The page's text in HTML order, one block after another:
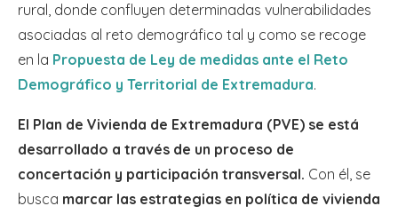
rural, donde confluyen determinadas vulnerabilidades
asociadas al reto demográfico tal y como se recoge
en la Propuesta de Ley de medidas ante el Reto
Demográfico y Territorial de Extremadura.
El Plan de Vivienda de Extremadura (PVE) se está
desarrollado a través de un proceso de
concertación y participación transversal. Con él, se
busca marcar las estrategias en política de vivienda